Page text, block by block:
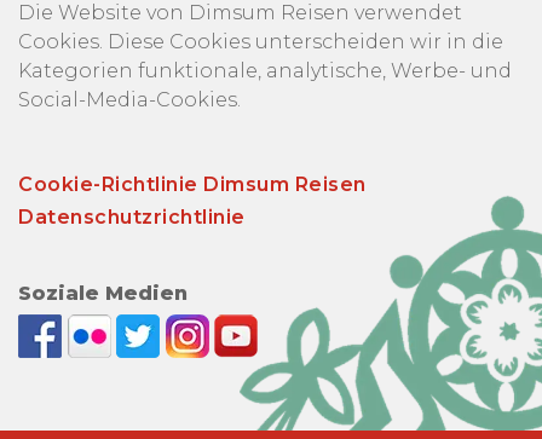
Die Website von Dimsum Reisen verwendet
Cookies. Diese Cookies unterscheiden wir in die
Kategorien funktionale, analytische, Werbe- und
Social-Media-Cookies.
Cookie-Richtlinie Dimsum Reisen
Datenschutzrichtlinie
Soziale Medien